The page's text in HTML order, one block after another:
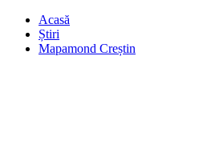
Acasă
Știri
Mapamond Creștin